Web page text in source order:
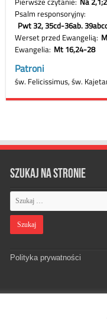
Szukaj na stronie
Polityka prywatności